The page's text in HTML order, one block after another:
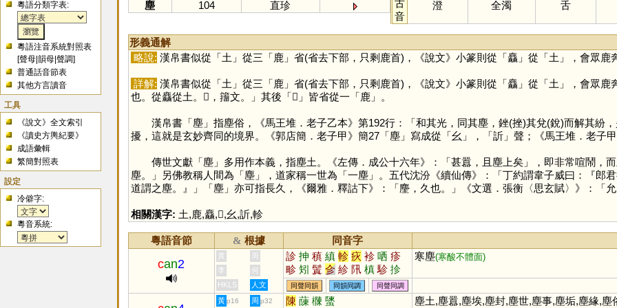
粵語分類字表:
粵語注音系統對照表
[聲母 |韻母 |聲調]
普通話音節表
其他方言讀音
工具
《說文》全文索引
《讀史方輿紀要》
成語彙輯
繁簡對照表
設定
冷僻字:
粵音系統:
塵 104 直珍
古
音
澄 全濁 舌
形義通解
略說: 漢帛書似從「土」從三「鹿」省(省去下部，只剩鹿首)，《說文》小篆則從「麤 」從「土」，會眾鹿
詳解: 漢帛書似從「土」從三「鹿」省(省去下部，只剩鹿首)，《說文》小篆則從「麤 」從「土」，會眾鹿
也。從麤從土。𡔚，籒文。」其後「𪋻 」皆省從一「鹿」。
漢帛書「塵」指塵俗，《馬王堆．老子乙本》第192行：「和其光，同其塵，銼(挫)其兌(銳)而解其紛
擾，這就是玄妙齊同的境界。《郭店簡．老子甲》簡27「塵」寫成從「幺 」，「訢」聲；《馬王堆．老子
傳世文獻「塵」多用作本義，指塵土。《左傳．成公十六年》：「甚囂，且塵上矣」，即非常喧鬧，
塵。」另佛教稱人間為「塵」，道家稱一世為「一塵」。五代沈汾《續仙傳》：「丁約謂韋子威曰：『郎
道謂之塵。』」「塵」亦可指長久，《爾雅．釋詁下》：「麈，久也。」《文選．張衡〈思玄賦〉》：「
相關漢字: 土,鹿,麤,𪋻,幺,訢,軫
粵語音節 & 根據 同音字
can2
黃 周 診 抻 稹 縝 軫 疢 袗 哂 疹
畛 矧 鬒 㐱 紾 阠 槙 駗 抮
驏 黰 眕 辴 捵
寒塵(寒酸不體面)
李
何
HKLS
人文 同聲同韻 同韻同調 同聲同調
黃 p16 周 p32 陳 蔯 樄 螴 塵土,塵囂,塵埃,塵封,塵世,塵事,塵垢,塵緣,塵